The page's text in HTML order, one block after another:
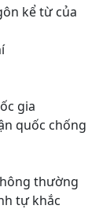
kể từ của
gia
quốc chống
thường
tự khắc